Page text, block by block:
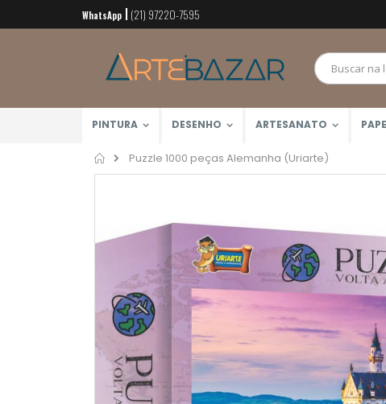
Pular
para
conteúdo
WhatsApp (21) 97220-7595
PINTURA DESENHO ARTESANATO
Home
Puzzle 1000 peças Alemanha (Uriarte)
Pular
da
imagens